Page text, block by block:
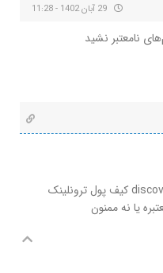
نامعتبر نشید
این سایتشه البته باید داخل قسمت discover کیف پول ترونلینک